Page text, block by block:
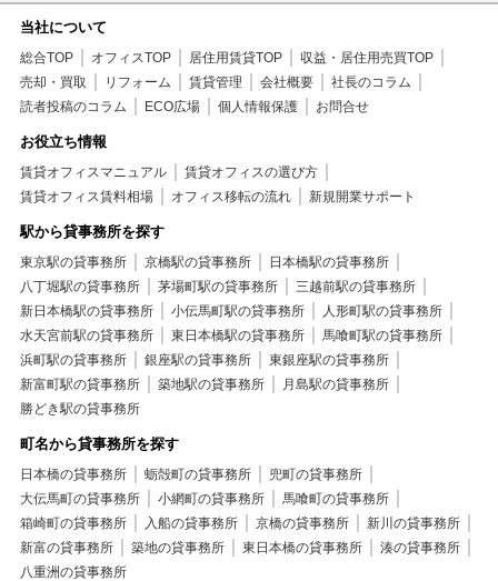
中央区+賃貸マンション+バルコニー
中央区+賃貸マンション+可動間仕切り
中央区+賃貸マンション+エアコン
中央区+賃貸マンション+クロゼット
中央区+賃貸マンション+天井高シューズクロゼット
中央区+賃貸マンション+TVインターホン
中央区+賃貸マンション+オートロック
中央区+賃貸マンション+モニタ付オートロック
中央区+賃貸マンション+宅配ボックス
中央区+賃貸マンション+敷地内ごみ置
中央区+賃貸マンション+駐輪場
中央区+賃貸マンション+光ファイバー
中央区+賃貸マンション+CS
中央区+賃貸マンション+BS
中央区+賃貸マンション+CATV
中央区+賃貸マンション+2駅利用可
中央区+賃貸マンション+2沿線利用可
中央区+賃貸マンション+駅まで平坦
中央区+賃貸マンション+平坦地
中央区+賃貸マンション+駅徒歩5分以内
中央区+賃貸マンション+デザイナーズ
中央区+賃貸マンション+室内洗濯機置き場
中央区+賃貸マンション+即入居可
中央区+賃貸マンション+敷金1ヶ月
中央区+賃貸マンション+礼金不要
中央区+賃貸マンション+保証会社利用可
中央区+賃貸マンション+２Ｆ以上
当社について
総合TOP オフィスTOP 居住用賃貸TOP
収益・居住用売買TOP
売却・買取
リフォーム 賃貸管理 会社概要
社長のコラム
読者投稿のコラム
ECO広場 個人情報保護 お問合せ
お役立ち情報
賃貸オフィスマニュアル
賃貸オフィスの選び方
賃貸オフィス賃料相場
オフィス移転の流れ 新規開業サポート
駅から貸事務所を探す
東京駅の貸事務所 京橋駅の貸事務所
日本橋駅の貸事務所
八丁堀駅の貸事務所
茅場町駅の貸事務所
三越前駅の貸事務所
新日本橋駅の貸事務所
小伝馬町駅の貸事務所
人形町駅の貸事務所
水天宮前駅の貸事務所
東日本橋駅の貸事務所
馬喰町駅の貸事務所
浜町駅の貸事務所
銀座駅の貸事務所
東銀座駅の貸事務所
新富町駅の貸事務所
築地駅の貸事務所
月島駅の貸事務所
勝どき駅の貸事務所
町名から貸事務所を探す
日本橋の貸事務所 蛎殻町の貸事務所
兜町の貸事務所
大伝馬町の貸事務所
小網町の貸事務所
馬喰町の貸事務所
箱崎町の貸事務所
入船の貸事務所 京橋の貸事務所
新川の貸事務所
新富の貸事務所
築地の貸事務所 東日本橋の貸事務所
湊の貸事務所
八重洲の貸事務所